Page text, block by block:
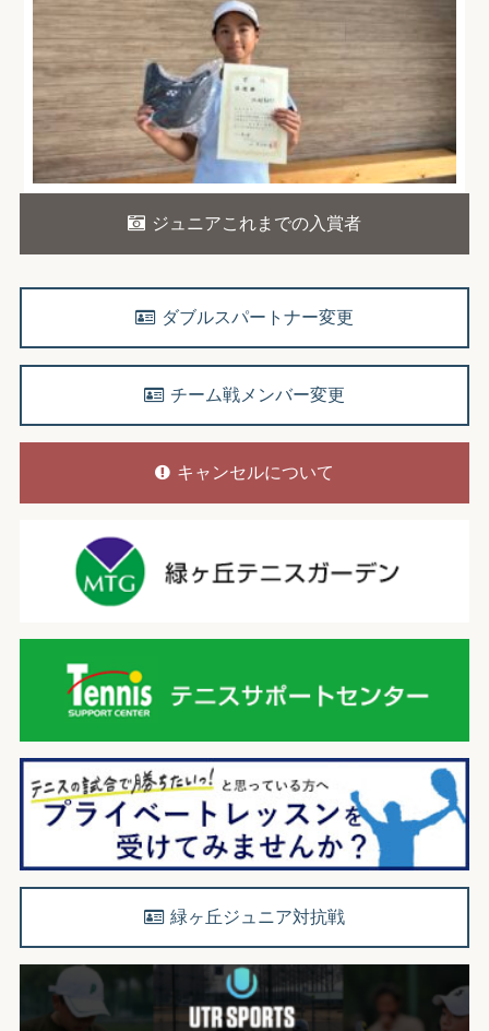
ジュニアこれまでの入賞者
ダブルスパートナー変更
チーム戦メンバー変更
キャンセルについて
緑ヶ丘ジュニア対抗戦